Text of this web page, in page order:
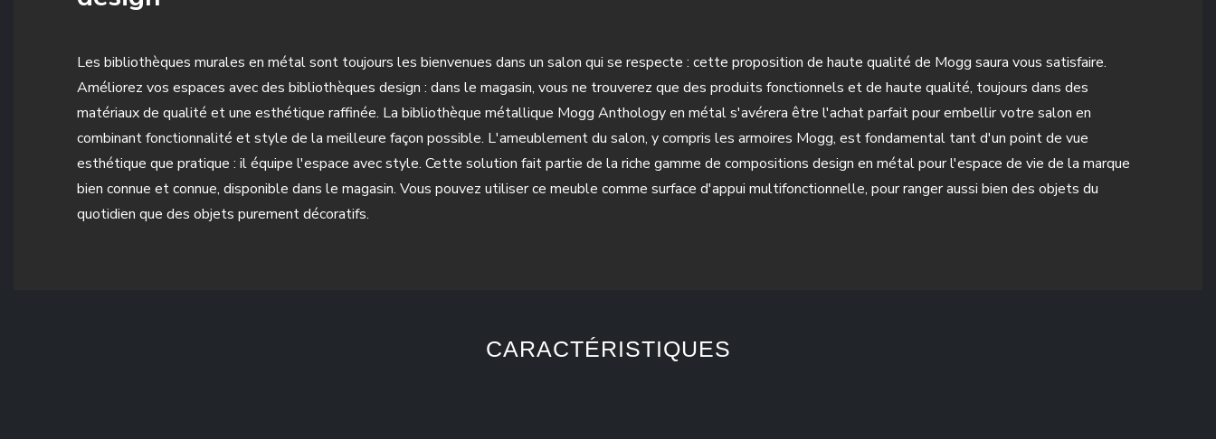
Les bibliothèques murales en métal sont toujours les bienvenues dans un salon qui se respecte : cette proposition de haute qualité de Mogg saura vous satisfaire.
Améliorez vos espaces avec des bibliothèques design : dans le magasin, vous ne trouverez que des produits fonctionnels et de haute qualité, toujours dans des
matériaux de qualité et une esthétique raffinée. La bibliothèque métallique Mogg Anthology en métal s'avérera être l'achat parfait pour embellir votre salon en
combinant fonctionnalité et style de la meilleure façon possible. L'ameublement du salon, y compris les armoires Mogg, est fondamental tant d'un point de vue
esthétique que pratique : il équipe l'espace avec style. Cette solution fait partie de la riche gamme de compositions design en métal pour l'espace de vie de la marque
bien connue et connue, disponible dans le magasin. Vous pouvez utiliser ce meuble comme surface d'appui multifonctionnelle, pour ranger aussi bien des objets du
quotidien que des objets purement décoratifs.
CARACTÉRISTIQUES